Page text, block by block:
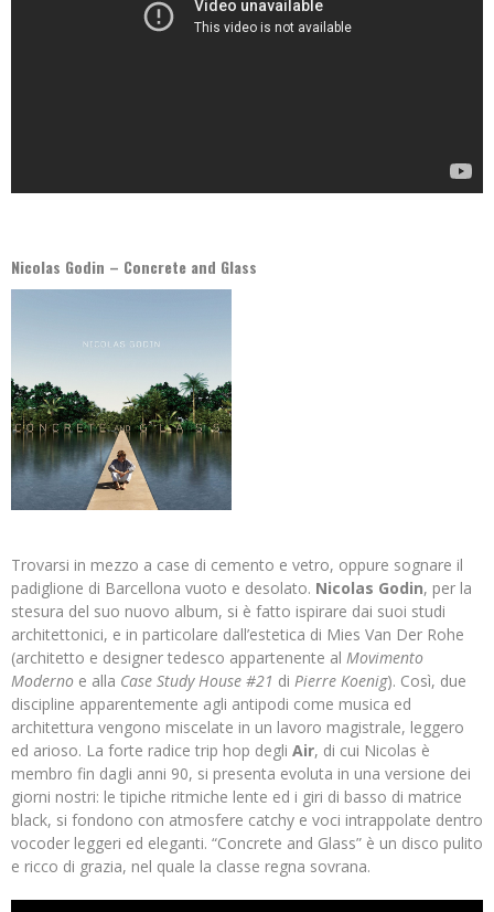
Nicolas Godin – Concrete and Glass
Trovarsi in mezzo a case di cemento e vetro, oppure sognare il
padiglione di Barcellona vuoto e desolato. Nicolas Godin, per la
stesura del suo nuovo album, si è fatto ispirare dai suoi studi
architettonici, e in particolare dall’estetica di Mies Van Der Rohe
(architetto e designer tedesco appartenente al Movimento
Moderno e alla Case Study House #21 di Pierre Koenig). Così, due
discipline apparentemente agli antipodi come musica ed
architettura vengono miscelate in un lavoro magistrale, leggero
ed arioso. La forte radice trip hop degli Air, di cui Nicolas è
membro fin dagli anni 90, si presenta evoluta in una versione dei
giorni nostri: le tipiche ritmiche lente ed i giri di basso di matrice
black, si fondono con atmosfere catchy e voci intrappolate dentro
vocoder leggeri ed eleganti. “Concrete and Glass” è un disco pulito
e ricco di grazia, nel quale la classe regna sovrana.